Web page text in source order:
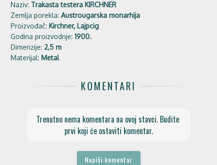
Naziv: Trakasta testera KIRCHNER
Zemlja porekla:Austrougarska monarhija
Proizvođač: Kirchner, Lajpcig
Godina proizvodnje:1900.
Dimenzije: 2,5 m
Materijal: Metal
KOMENTARI
Trenutno nema komentara na ovoj stavci. Budite
prvi koji će ostaviti komentar.
Napiši komentar